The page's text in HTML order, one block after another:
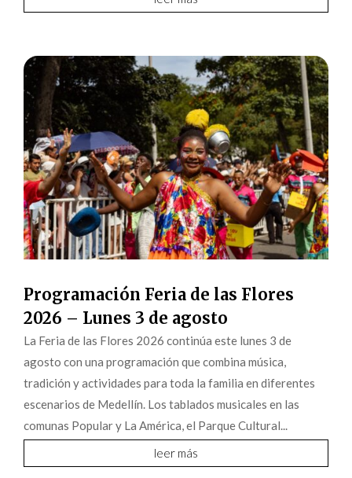
Programación Feria de las Flores
2026 – Lunes 3 de agosto
La Feria de las Flores 2026 continúa este lunes 3 de
agosto con una programación que combina música,
tradición y actividades para toda la familia en diferentes
escenarios de Medellín. Los tablados musicales en las
comunas Popular y La América, el Parque Cultural...
leer más